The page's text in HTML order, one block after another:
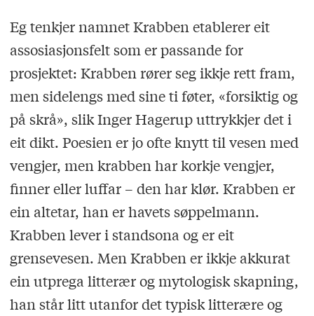
Eg tenkjer namnet Krabben etablerer eit
assosiasjonsfelt som er passande for
prosjektet: Krabben rører seg ikkje rett fram,
men sidelengs med sine ti føter, «forsiktig og
på skrå», slik Inger Hagerup uttrykkjer det i
eit dikt. Poesien er jo ofte knytt til vesen med
vengjer, men krabben har korkje vengjer,
finner eller luffar – den har klør. Krabben er
ein altetar, han er havets søppelmann.
Krabben lever i standsona og er eit
grensevesen. Men Krabben er ikkje akkurat
ein utprega litterær og mytologisk skapning,
han står litt utanfor det typisk litterære og